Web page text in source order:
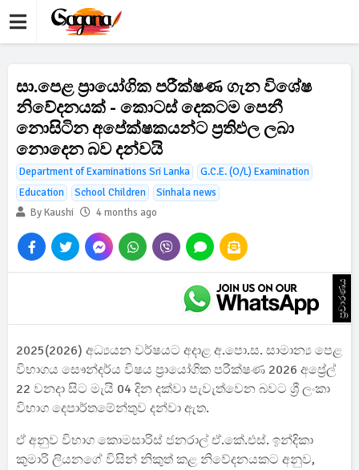
සා.පෙළ ප්‍රායෝගික පරීක්ෂණ ගැන විශේෂ
නිවේදනයක් - කොටස් දෙකටම පෙනී
නොසිටින අපේක්ෂකයන්ට ප්‍රතිඵල ලබා
නොදෙන බව දන්වයි
Department of Examinations Sri Lanka
G.C.E. (O/L) Examination
Education
School Children
Sinhala news
By Kaushi
4 months ago
ප්‍රචාරණය
2025(2026) අධ්‍යයන වර්ෂයට අදාළ අ.පො.ස. සාමාන්‍ය පෙළ
විභාගය සෞන්දර්ය විෂය ප්‍රායෝගික පරීක්ෂණ 2026 අප්‍රේල්
22 වනදා සිට මැයි 04 දින දක්වා පැවැත්වෙන බවට ශ්‍රී ලංකා
විභාග දෙපාර්තමේන්තුව දන්වා ඇත.
ඒ අනුව විභාග කොමසාරිස් ජනරාල් ඒ.කේ.එස්. ඉන්දිකා
කුමාරි ලියනගේ විසින් නිකුත් කළ නිවේදනයකට අනුව,